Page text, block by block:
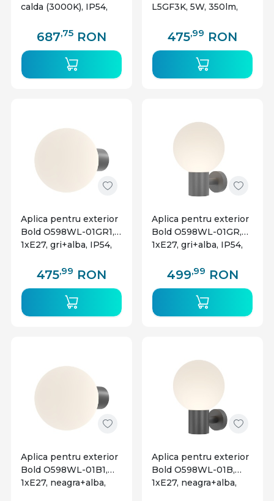
calda (3000K), IP54,
687,75 RON
L5GF3K, 5W, 350lm,
grafit, Maytoni
475,99 RON
Aplica pentru exterior
Bold O598WL-01GR1,
1xE27, gri+alba, IP54,
475,99 RON
Aplica pentru exterior
Bold O598WL-01GR,
1xE27, gri+alba, IP54,
499,99 RON
Aplica pentru exterior
Bold O598WL-01B1,
1xE27, neagra+alba,
Aplica pentru exterior
Bold O598WL-01B,
1xE27, neagra+alba,